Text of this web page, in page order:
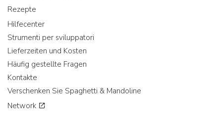
Rezepte
Hilfecenter
Strumenti per sviluppatori
Lieferzeiten und Kosten
Häufig gestellte Fragen
Kontakte
Verschenken Sie Spaghetti & Mandoline
Network